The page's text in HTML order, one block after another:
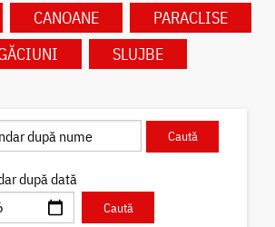
CANOANE
PARACLISE
SLUJBE
după dată